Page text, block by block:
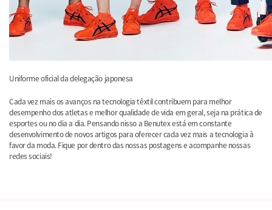
Uniforme oficial da delegação japonesa
Cada vez mais os avanços na tecnologia têxtil contribuem para melhor
desempenho dos atletas e melhor qualidade de vida em geral, seja na prática de
esportes ou no dia a dia. Pensando nisso a Benutex está em constante
desenvolvimento de novos artigos para oferecer cada vez mais a tecnologia à
favor da moda. Fique por dentro das nossas postagens e acompanhe nossas
redes sociais!